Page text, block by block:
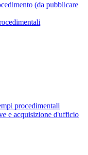
(da pubblicare
procedimentali
e acquisizione d'ufficio